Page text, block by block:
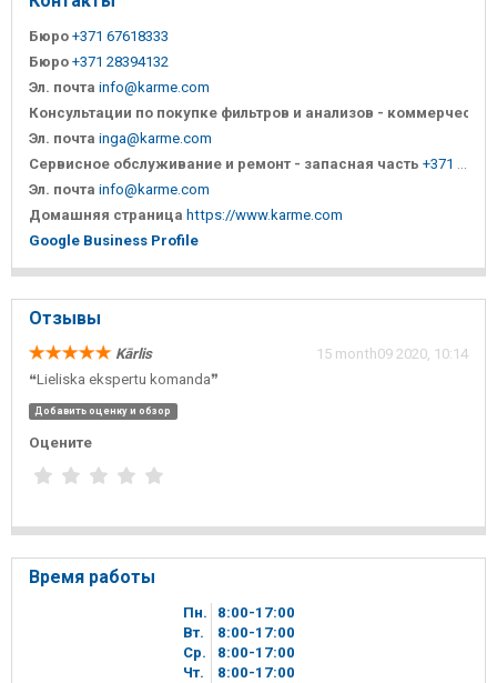
Бюро +371 67618333
Бюро +371 28394132
Эл. почта info@karme.com
Консультации по покупке фильтров и анализов -
Эл. почта inga@karme.com
Сервисное обслуживание и ремонт - запасная часть +371 29123791
Эл. почта info@karme.com
Домашняя страница https://www.karme.com
Google Business Profile
Отзывы
Kārlis
15 month09 2020, 10:14
❝Lieliska ekspertu komanda❞
Добавить оценку и обзор
Оцените
Время работы
Пн. 8 00-17 00
Вт.
8 00-17 00
Ср.
8 00-17 00
Чт.
8 00-17 00